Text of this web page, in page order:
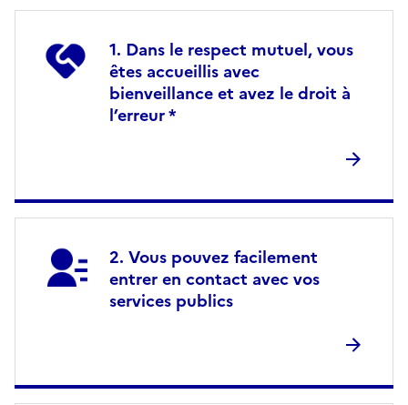
Dans le respect mutuel, vous
êtes accueillis avec
bienveillance et avez le droit à
l’erreur *
Vous pouvez facilement
entrer en contact avec vos
services publics